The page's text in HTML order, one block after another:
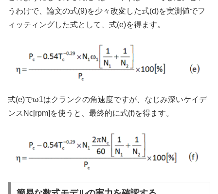
うわけで、論文の式(9)を少々改変した式(d)を実測値でフ
ィッティングした式として、式(e)を得ます。
式(e)でω1はクランクの角速度ですが、なじみ深いケイデ
ンスNc[rpm]を使うと、最終的に式(f)を得ます。